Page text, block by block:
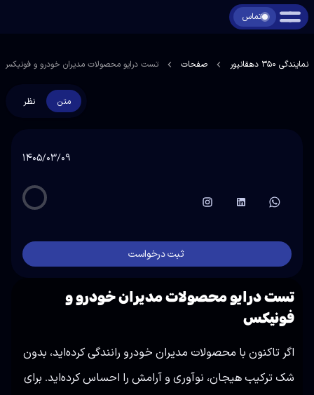
تماس
نمایندگی 350 دهقانپور صفحات تست درایو محصولات مدیران خودرو و فونیکس
متن نظر
۱۴۰۵/۰۳/۰۹
ثبت درخواست
تست درایو محصولات مدیران خودرو و
فونیکس
اگر تاکنون با محصولات مدیران خودرو رانندگی کرده‌اید، بدون
شک ترکیب هیجان، نوآوری و آرامش را احساس کرده‌اید. برای